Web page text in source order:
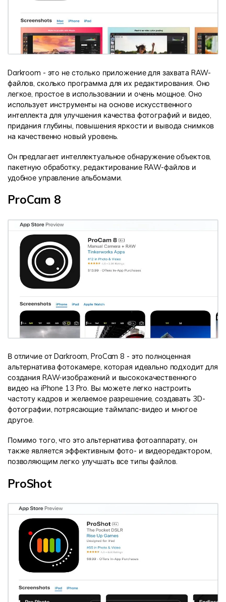
Darkroom - это не столько приложение для захвата RAW-
файлов, сколько программа для их редактирования. Оно
легкое, простое в использовании и очень мощное. Оно
использует инструменты на основе искусственного
интеллекта для улучшения качества фотографий и видео,
придания глубины, повышения яркости и вывода снимков
на качественно новый уровень.
Он предлагает интеллектуальное обнаружение объектов,
пакетную обработку, редактирование RAW-файлов и
удобное управление альбомами.
ProCam 8
В отличие от Darkroom, ProCam 8 - это полноценная
альтернатива фотокамере, которая идеально подходит для
создания RAW-изображений и высококачественного
видео на iPhone 13 Pro. Вы можете легко настроить
частоту кадров и желаемое разрешение, создавать 3D-
фотографии, потрясающие таймлапс-видео и многое
другое.
Помимо того, что это альтернатива фотоаппарату, он
также является эффективным фото- и видеоредактором,
позволяющим легко улучшать все типы файлов.
ProShot